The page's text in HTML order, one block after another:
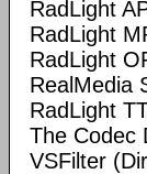
RadLight
RadLight
RadLight
RealMedia
RadLight
The Codec
VSFilter